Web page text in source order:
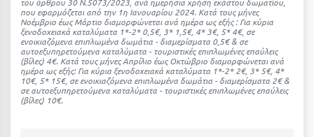
Ιωάννινα
Κ
Καβάλα
Καλάβρυτα
του άρθρου 30 Ν.5073/2023, ανά ημερήσια χρήση εκάστου δωματίου,
που εφαρμόζεται από την 1η Ιανουαρίου 2024. Κατά τους μήνες
Νοέμβριο έως Μάρτιο διαμορφώνεται ανά ημέρα ως εξής : Για κύρια
ξενοδοχειακά καταλύματα 1*-2* 0,5€, 3* 1,5€, 4* 3€, 5* 4€, σε
ενοικιαζόμενα επιπλωμένα δωμάτια - διαμερίσματα 0,5€ & σε
αυτοεξυπηρετούμενα καταλύματα - τουριστικές επιπλωμένες επαύλεις
(βίλες) 4€. Kατά τους μήνες Απρίλιο έως Οκτώβριο διαμορφώνεται ανά
ημέρα ως εξής: Για κύρια ξενοδοχειακά καταλύματα 1*-2* 2€, 3* 5€, 4*
10€, 5* 15€, σε ενοικιαζόμενα επιπλωμένα δωμάτια - διαμερίσματα 2€ &
σε αυτοεξυπηρετούμενα καταλύματα - τουριστικές επιπλωμένες επαύλεις
(βίλες) 10€.